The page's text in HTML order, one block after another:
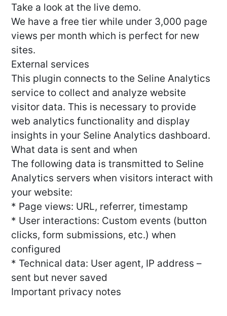
Take a look at the live demo.
We have a free tier while under 3,000 page
views per month which is perfect for new
sites.
External services
This plugin connects to the Seline Analytics
service to collect and analyze website
visitor data. This is necessary to provide
web analytics functionality and display
insights in your Seline Analytics dashboard.
What data is sent and when
The following data is transmitted to Seline
Analytics servers when visitors interact with
your website:
* Page views: URL, referrer, timestamp
* User interactions: Custom events (button
clicks, form submissions, etc.) when
configured
* Technical data: User agent, IP address –
sent but never saved
Important privacy notes